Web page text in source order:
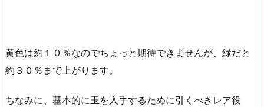
黄色は約１０％なのでちょっと期待できませんが、緑だと
約３０％まで上がります。
ちなみに、基本的に玉を入手するために引くべきレア役